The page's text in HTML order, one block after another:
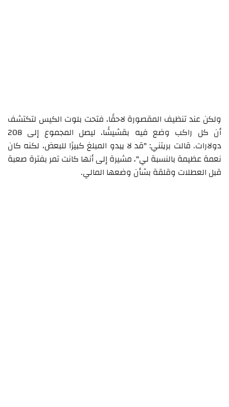
ولكن عند تنظيف المقصورة لاحقًا، فتحت بلوت الكيس لتكتشف
أن كل راكب وضع فيه بقشيشًا، ليصل المجموع إلى 208
دولارات. قالت بريتني: "قد لا يبدو المبلغ كبيرًا للبعض، لكنه كان
نعمة عظيمة بالنسبة لي"، مشيرة إلى أنها كانت تمر بفترة صعبة
قبل العطلات وقلقة بشأن وضعها المالي.